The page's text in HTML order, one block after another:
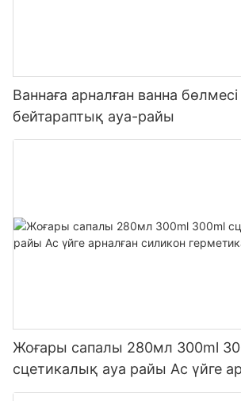
Ваннаға арналған ванна бөлмесі
бейтараптық ауа-райы
Жоғары сапалы 280мл 300ml
сцетикалық ауа райы Ас үйге
силикон герметикасы